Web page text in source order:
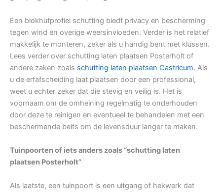
Een blokhutprofiel schutting biedt privacy en bescherming
tegen wind en overige weersinvloeden. Verder is het relatief
makkelijk te monteren, zeker als u handig bent met klussen.
Lees verder over schutting laten plaatsen Posterholt of
andere zaken zoals schutting laten plaatsen Castricum. Als
u de erfafscheiding laat plaatsen door een professional,
weet u echter zeker dat die stevig en veilig is. Het is
voornaam om de omheining regelmatig te onderhouden
door deze te reinigen en eventueel te behandelen met een
beschermende beits om de levensduur langer te maken.
Tuinpoorten of iets anders zoals “schutting laten
plaatsen Posterholt”
Als laatste, een tuinpoort is een uitgang of hekwerk dat